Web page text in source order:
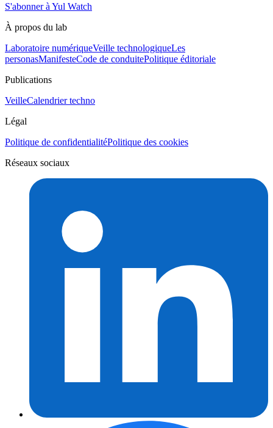
S'abonner à Yul Watch
À propos du lab
Laboratoire numériqueVeille technologiqueLes
personasManifesteCode de conduitePolitique éditoriale
Publications
VeilleCalendrier techno
Légal
Politique de confidentialitéPolitique des cookies
Réseaux sociaux